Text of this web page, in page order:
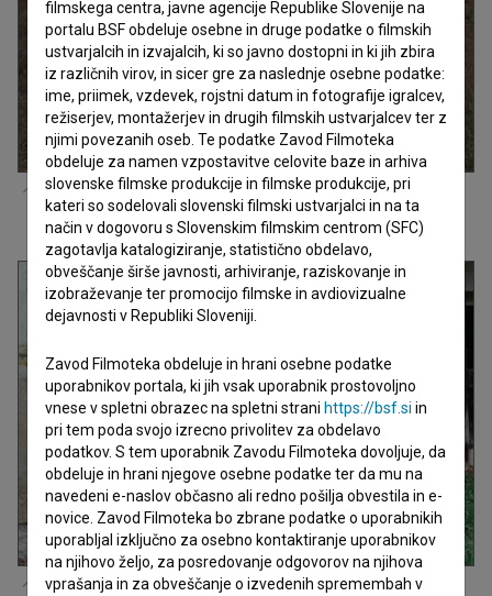
Judita Franković Brdar,Lana Marićv filmuIda, ki je pela tako
grdo, da so še mrtvi vstali od mrtvih in zapeli z njo (2025)
Ester Ivakič, Lana Marićna snemanju filmaIda, ki je pela tako
filmskega centra, javne agencije Republike Slovenije na
portalu BSF obdeluje osebne in druge podatke o filmskih
ustvarjalcih in izvajalcih, ki so javno dostopni in ki jih zbira
iz različnih virov, in sicer gre za naslednje osebne podatke:
ime, priimek, vzdevek, rojstni datum in fotografije igralcev,
režiserjev, montažerjev in drugih filmskih ustvarjalcev ter z
njimi povezanih oseb. Te podatke Zavod Filmoteka
obdeluje za namen vzpostavitve celovite baze in arhiva
slovenske filmske produkcije in filmske produkcije, pri
kateri so sodelovali slovenski filmski ustvarjalci in na ta
način v dogovoru s Slovenskim filmskim centrom (SFC)
zagotavlja katalogiziranje, statistično obdelavo,
obveščanje širše javnosti, arhiviranje, raziskovanje in
izobraževanje ter promocijo filmske in avdiovizualne
dejavnosti v Republiki Sloveniji.
Zavod Filmoteka obdeluje in hrani osebne podatke
uporabnikov portala, ki jih vsak uporabnik prostovoljno
vnese v spletni obrazec na spletni strani https://bsf.si in
pri tem poda svojo izrecno privolitev za obdelavo
podatkov. S tem uporabnik Zavodu Filmoteka dovoljuje, da
obdeluje in hrani njegove osebne podatke ter da mu na
navedeni e-naslov občasno ali redno pošilja obvestila in e-
novice. Zavod Filmoteka bo zbrane podatke o uporabnikih
uporabljal izključno za osebno kontaktiranje uporabnikov
na njihovo željo, za posredovanje odgovorov na njihova
vprašanja in za obveščanje o izvedenih spremembah v